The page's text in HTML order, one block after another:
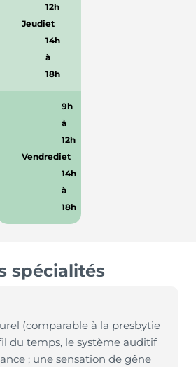
Jeudi
12h
et
14h
à
18h
Vendredi
9h
à
12h
et
14h
à
18h
spécialités
(comparable à la presbytie
du temps, le système auditif
; une sensation de gêne